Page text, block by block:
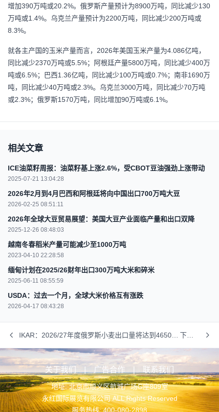
增加390万吨或20.2%。俄罗斯产量预计为8900万吨，同比减少130
万吨或1.4%。乌克兰产量预计为2200万吨，同比减少200万吨或
8.3%。
就各主产国的玉米产量而言，2026年美国玉米产量为4.086亿吨，
同比减少2370万吨或5.5%；阿根廷产量5800万吨，同比减少400万
吨或6.5%；巴西1.36亿吨，同比减少100万吨或0.7%；南非1690万
吨，同比减少40万吨或2.3%。乌克兰3000万吨，同比减少70万吨
或2.3%；俄罗斯1570万吨，同比增加90万吨或6.1%。
相关文章
ICE油菜籽周报：油菜籽基上涨2.6%，受CBOT豆油强劲上涨带动
2025-07-21 13:04:28
2026年2月到4月巴西和阿根廷将向中国出口700万吨大豆
2026-02-25 08:51:11
2026年全球大豆贸易展望：美国大豆产业面临产量和出口双降
2025-12-26 08:48:03
越南冬春稻米产量可能减少至1000万吨
2023-04-10 22:28:58
缅甸计划在2025/26财年出口300万吨大米和碎米
2025-06-11 08:55:59
USDA：过去一个月，全球大米价格互有涨跌
2026-04-17 08:43:28
IKAR：2026/27年度俄罗斯小麦出口量将达到4650万 下一
关于我们 广告合作 联系我们
地址: 北京市顺义区航城广场G座809室
永红国际展览有限公司 ALL Rights Reserved
服务热线: 400-080-2898